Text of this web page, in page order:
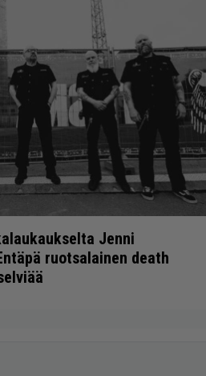
Jenni
ruotsalainen death